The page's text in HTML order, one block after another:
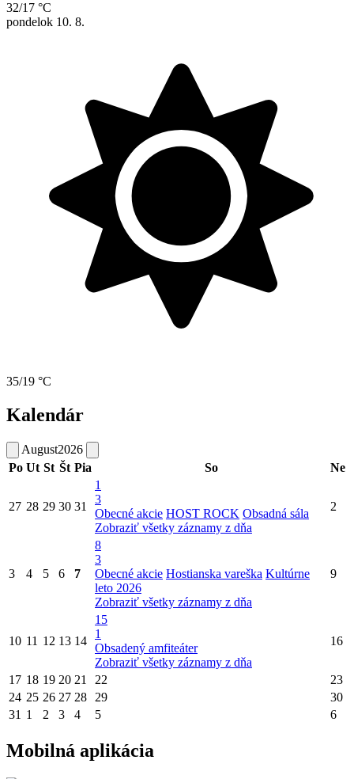
32/17 °C
pondelok 10. 8.
35/19 °C
Kalendár
August2026
Po Ut St Št Pia So Ne
27 28 29 30 31
1
3
Obecné akcie HOST ROCK Obsadná sála
Zobraziť všetky záznamy z dňa
2
3 4 5 6 7
8
3
Obecné akcie Hostianska vareška Kultúrne
leto 2026
Zobraziť všetky záznamy z dňa
9
10 11 12 13 14
15
1
Obsadený amfiteáter
Zobraziť všetky záznamy z dňa
16
17 18 19 20 21 22
23
24 25 26 27 28 29
30
31 1 2 3 4 5 6
Mobilná aplikácia